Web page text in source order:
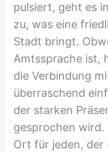
pulsiert, geht es
zu, was eine
Stadt bringt.
Amtssprache ist,
die Verbindung
überraschend
der starken
gesprochen wird.
Ort für jeden, der